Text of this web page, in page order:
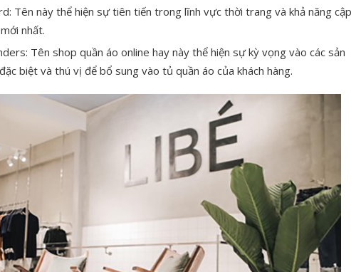
Tên này thể hiện sự tiên tiến trong lĩnh vực thời trang và khả năng cập
nhất.
Tên shop quần áo online hay này thể hiện sự kỳ vọng vào các sản
biệt và thú vị để bổ sung vào tủ quần áo của khách hàng.